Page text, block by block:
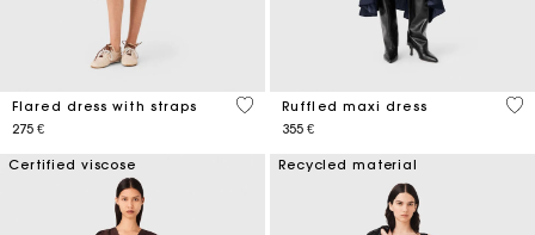
Flared dress with straps
275 €
3,7 out of 5 Customer Rating
Ruffled maxi dress
355 €
4,2
Certified viscose Recycled material